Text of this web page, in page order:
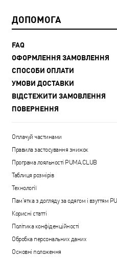
ДОПОМОГА
FAQ
ОФОРМЛЕННЯ ЗАМОВЛЕННЯ
СПОСОБИ ОПЛАТИ
УМОВИ ДОСТАВКИ
ВІДСТЕЖИТИ ЗАМОВЛЕННЯ
ПОВЕРНЕННЯ
Оплачуй частинами
Правила застосування знижок
Програма лояльності PUMA.CLUB
Таблиця розмірів
Технології
Пам'ятка з догляду за одягом і взуттям
Корисні статті
Політика конфіденційності
Обробка персональних даних
Основні положення